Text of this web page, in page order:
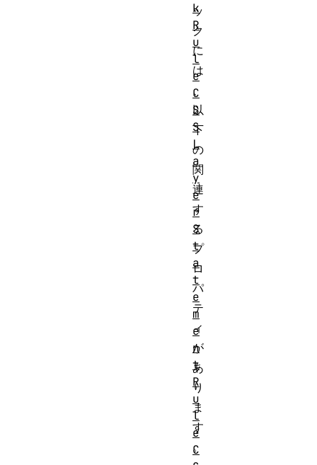
ッ
ク
に
は
、
以
下
の
関
連
す
る
プ
ロ
パ
テ
ィ
が
あ
り
ま
す
。
k
R
u
l
e
C
S
S
L
a
y
e
r
S
t
a
t
e
m
e
n
t
R
u
l
e
C